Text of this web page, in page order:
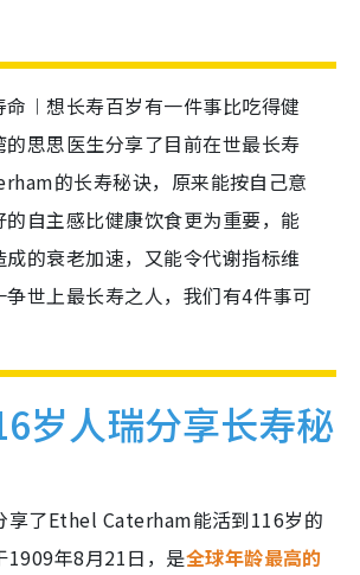
︱想长寿百岁有一件事比吃得健
思思医生分享了目前在世最长寿
的长寿秘诀，原来能按自己意
自主感比健康饮食更为重要，能
成的衰老加速，又能令代谢指标维
世上最长寿之人，我们有4件事可
岁人瑞分享长寿秘
享了Ethel Caterham能活到116岁的
1909年8月21日，是全球年龄最高的